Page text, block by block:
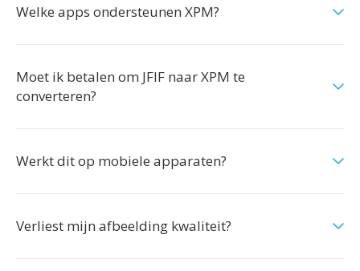
Welke apps ondersteunen XPM?
Moet ik betalen om JFIF naar XPM te
converteren?
Werkt dit op mobiele apparaten?
Verliest mijn afbeelding kwaliteit?